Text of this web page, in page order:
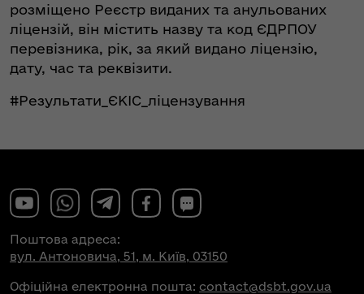
розміщено Реєстр виданих та анульованих
ліцензій, він містить назву та код ЄДРПОУ
перевізника, рік, за який видано ліцензію,
дату, час та реквізити.
#Результати_ЄКІС_ліцензування
Поштова адреса:
вул. Антоновича, 51, м. Київ, 03150
Офіційна електронна пошта: contact@dsbt.gov.ua